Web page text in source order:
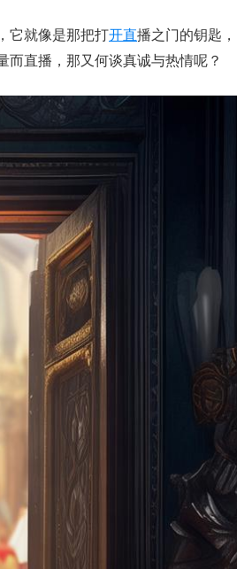
它就像是那把打开直播之门的钥匙，
直播，那又何谈真诚与热情呢？